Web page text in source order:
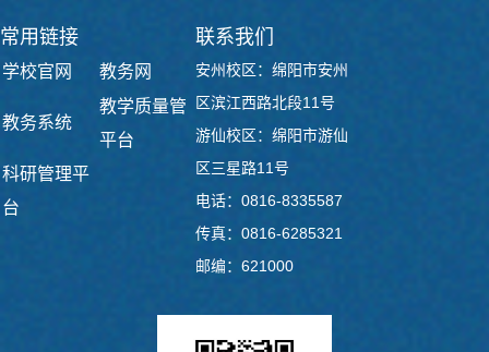
常用链接
学校官网 教务网
教务系统
教学质量管
平台
科研管理平
台
联系我们
安州校区：绵阳市安州
区滨江西路北段11号
游仙校区：绵阳市游仙
区三星路11号
电话：0816-8335587
传真：0816-6285321
邮编：621000